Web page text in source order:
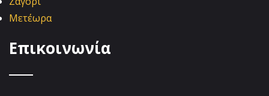
Μετέωρα
Επικοινωνία